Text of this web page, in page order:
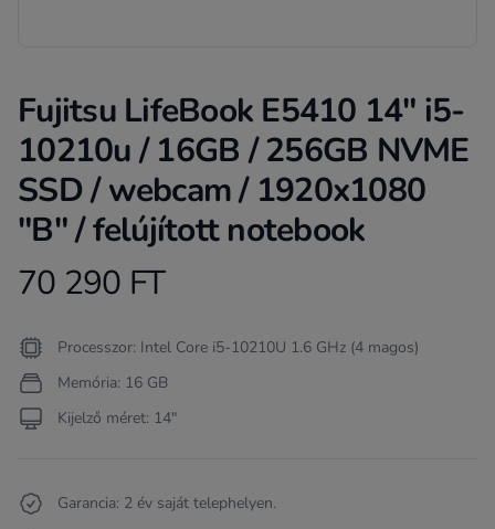
Fujitsu LifeBook E5410 14" i5-
10210u / 16GB / 256GB NVME
SSD / webcam / 1920x1080
"B" / felújított notebook
Product information
70 290 FT
Termékleírás
Processzor: Intel Core i5-10210U 1.6 GHz (4 magos)
Memória: 16 GB
Kijelző méret: 14"
Garancia: 2 év saját telephelyen.